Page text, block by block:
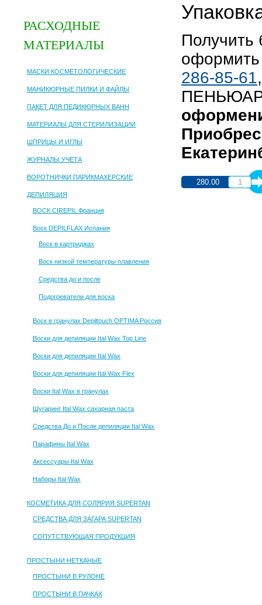
РАСХОДНЫЕ
МАТЕРИАЛЫ
МАСКИ КОСМЕТОЛОГИЧЕСКИЕ
МАНИКЮРНЫЕ ПИЛКИ И ФАЙЛЫ
ПАКЕТ ДЛЯ ПЕДИКЮРНЫХ ВАНН
МАТЕРИАЛЫ ДЛЯ СТЕРИЛИЗАЦИИ
ШПРИЦЫ И ИГЛЫ
ЖУРНАЛЫ УЧЕТА
ВОРОТНИЧКИ ПАРИКМАХЕРСКИЕ
ДЕПИЛЯЦИЯ
ВОСК CIREPIL Франция
Воск DEPILFLAX Испания
Воск в картриджах
Воск низкой температуры плавления
Средства до и после
Подогреватели для воска
Воск в гранулах Depiltouch OPTIMA Россия
Воски для депиляции Ital Wax Top Line
Воски для депиляции Ital Wax
Воски для депиляции Ital Wax Flex
Воски Ital Wax в гранулах
Шугаринг Ital Wax сахарная паста
Средства До и После депиляции Ital Wax
Парафины Ital Wax
Аксессуары Ital Wax
Наборы Ital Wax
КОСМЕТИКА ДЛЯ СОЛЯРИЯ SUPERTAN
СРЕДСТВА ДЛЯ ЗАГАРА SUPERTAN
СОПУТСТВУЮЩАЯ ПРОДУКЦИЯ
ПРОСТЫНИ НЕТКАНЫЕ
ПРОСТЫНИ В РУЛОНЕ
ПРОСТЫНИ В ПАЧКАХ
286-85-61
ПЕНЬЮАР
280.00